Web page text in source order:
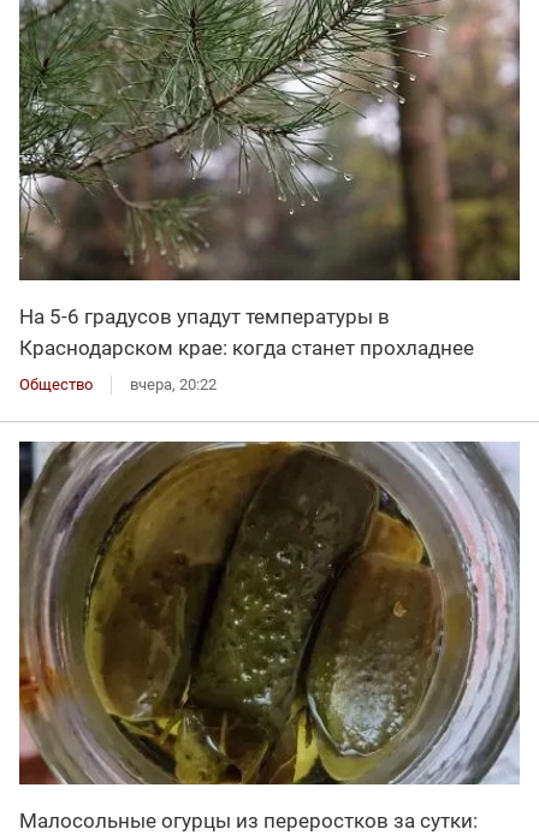
На 5-6 градусов упадут температуры в
Краснодарском крае: когда станет прохладнее
Общество вчера, 20:22
Малосольные огурцы из переростков за сутки: